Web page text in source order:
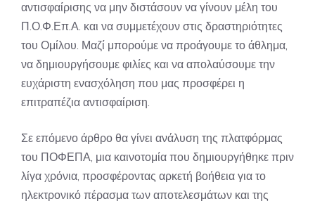
αντισφαίρισης να μην διστάσουν να γίνουν μέλη του
Π.Ο.Φ.Επ.Α. και να συμμετέχουν στις δραστηριότητες
του Ομίλου. Μαζί μπορούμε να προάγουμε το άθλημα,
να δημιουργήσουμε φιλίες και να απολαύσουμε την
ευχάριστη ενασχόληση που μας προσφέρει η
επιτραπέζια αντισφαίριση.
Σε επόμενο άρθρο θα γίνει ανάλυση της πλατφόρμας
του ΠΟΦΕΠΑ, μια καινοτομία που δημιουργήθηκε πριν
λίγα χρόνια, προσφέροντας αρκετή βοήθεια για το
ηλεκτρονικό πέρασμα των αποτελεσμάτων και της